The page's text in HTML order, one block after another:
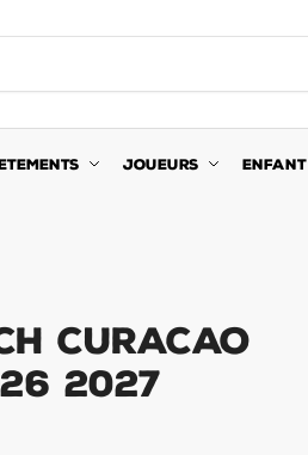
JOUEURS ENFANT
Curacao
2027